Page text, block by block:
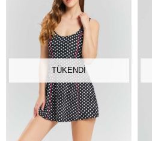
TÜKENDI